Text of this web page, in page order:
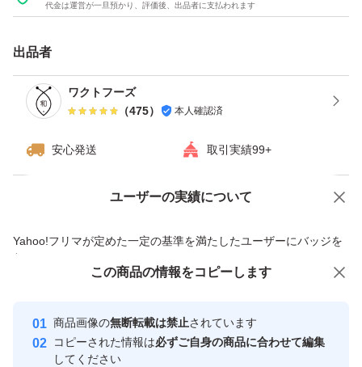
代金は運営が一旦預かり、評価後、出品者に支払われます
出品者
ワクトフーズ
（475） 本人確認済
安心発送 取引実績99+
ユーザーの実績について
Yahoo!フリマが定めた一定の基準を満たしたユーザーにバッジを
付与しています
安心取引出品者
心・安全なユーザーです
取引実績
価格の相談 商品への質問
この商品の情報をコピーします
商品画像の無断転載は禁止されています
コピーされた情報は必ずご自身の商品に合わせて編集
してください
この商品をみている人にオススメ